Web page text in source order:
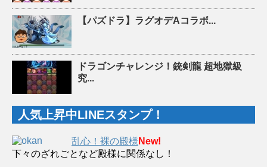
【パズドラ】ラグオデAコラボ...
ドラゴンチャレンジ！銃剣龍 超地獄級
究...
人気上昇中LINEスタンプ！
乱心！裸の殿様 New!
下々のざれごとなど殿様に関係なし！